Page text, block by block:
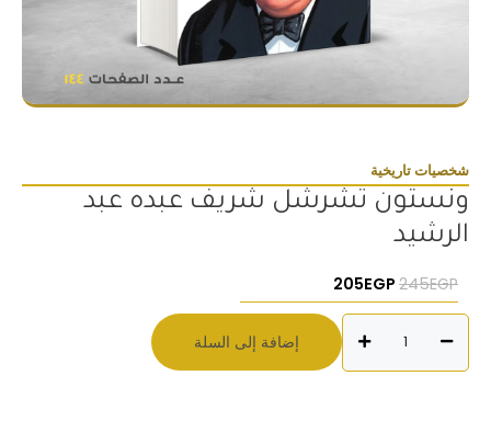
شخصيات تاريخية
ونستون تشرشل شريف عبده عبد
الرشيد
245EGP السعر الأصلي هو: 245EGP.
205EGP
ونستون
تشرشل
إضافة إلى السلة